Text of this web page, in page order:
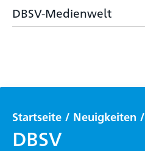
DBSV-Medienwelt
Startseite / Neuigkeiten /
DBSV